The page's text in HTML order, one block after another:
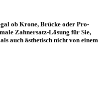
ob Krone, Brücke oder Pro­
Zahn­ersatz-Lösung für Sie,
auch äs­thetisch nicht von einem